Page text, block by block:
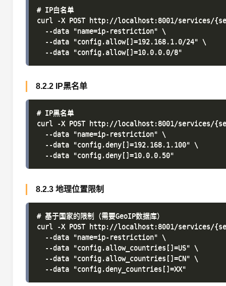
# IP白名单
curl -X POST http://localhost:8001/services/
  --data "name=ip-restriction" \
  --data "config.allow[]=192.168.1.0/24" \
8.2.2 IP黑名单
# IP黑名单
curl -X POST http://localhost:8001/services/
  --data "name=ip-restriction" \
  --data "config.deny[]=192.168.1.100" \
8.2.3 地理位置限制
# 基于国家的限制（需要GeoIP数据库）
curl -X POST http://localhost:8001/services/
  --data "name=ip-restriction" \
  --data "config.allow_countries[]=US" \
  --data "config.allow_countries[]=CN" \